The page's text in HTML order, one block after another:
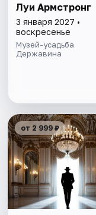
Луи Армстронг
3 января 2027 •
воскресенье
Музей-усадьба
Державина
от 2 999 ₽